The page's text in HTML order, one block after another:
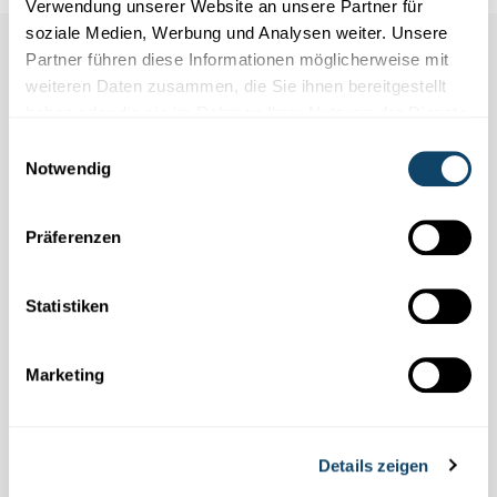
Verwendung unserer Website an unsere Partner für
soziale Medien, Werbung und Analysen weiter. Unsere
Partner führen diese Informationen möglicherweise mit
weiteren Daten zusammen, die Sie ihnen bereitgestellt
Notwendig
Präferenzen
Statistiken
Marketing
Details zeigen
Auch in dieser Rubrik